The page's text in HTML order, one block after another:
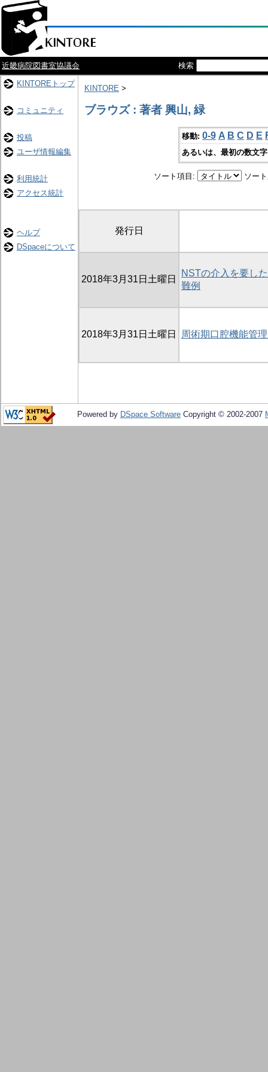
近畿病院図書室協議会
検索
KINTOREトップ
コミュニティ
投稿
ユーザ情報編集
利用統計
アクセス統計
ヘルプ
DSpaceについて
KINTORE >
ブラウズ : 著者 興山, 緑
移動: 0-9 A B C D E
あるいは、最初の数文
ソート項目: ソー
発行日
2018年3月31日土曜日
NSTの介入を要し
難例
2018年3月31日土曜日 周術期口腔機能管
Powered by DSpace Software Copyright © 2002-2007